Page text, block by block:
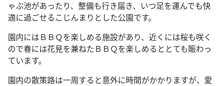
ゃぶ池があったり、整備も行き届き、いつ足を運んでも快
適に過ごせるこじんまりとした公園です。
園内にはＢＢＱを楽しめる施設があり、近くには桜も咲く
ので春には花見を兼ねたＢＢＱを楽しめるととても賑わっ
ています。
園内の散策路は一周すると意外に時間がかかりますが、愛